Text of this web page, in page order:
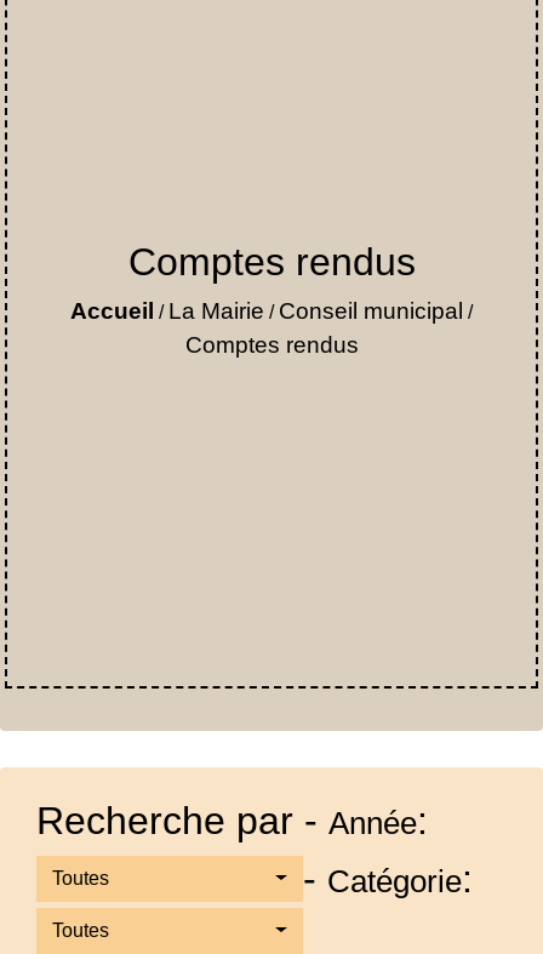
Comptes rendus
Accueil / La Mairie / Conseil municipal /
Comptes rendus
Recherche par - Année:
Toutes - Catégorie:
Toutes